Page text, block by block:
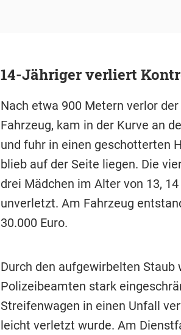
14-Jähriger verliert
Nach etwa 900 Metern verlor
Fahrzeug, kam in der Kurve an
und fuhr in einen geschotterten
blieb auf der Seite liegen. Die
drei Mädchen im Alter von 13,
unverletzt. Am Fahrzeug
30.000 Euro.
Durch den aufgewirbelten
Polizeibeamten stark
Streifenwagen in einen Unfall
leicht verletzt wurde. Am